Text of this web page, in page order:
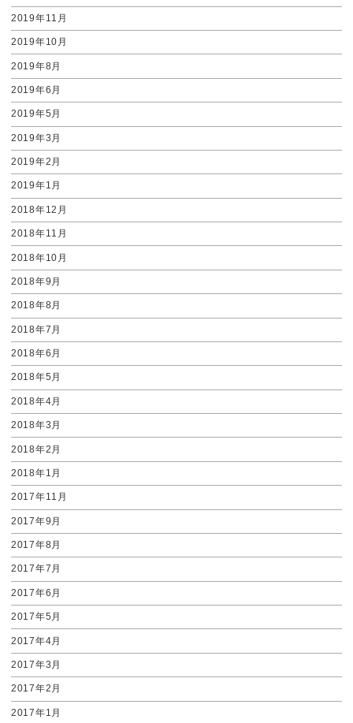
2019年11月
2019年10月
2019年8月
2019年6月
2019年5月
2019年3月
2019年2月
2019年1月
2018年12月
2018年11月
2018年10月
2018年9月
2018年8月
2018年7月
2018年6月
2018年5月
2018年4月
2018年3月
2018年2月
2018年1月
2017年11月
2017年9月
2017年8月
2017年7月
2017年6月
2017年5月
2017年4月
2017年3月
2017年2月
2017年1月